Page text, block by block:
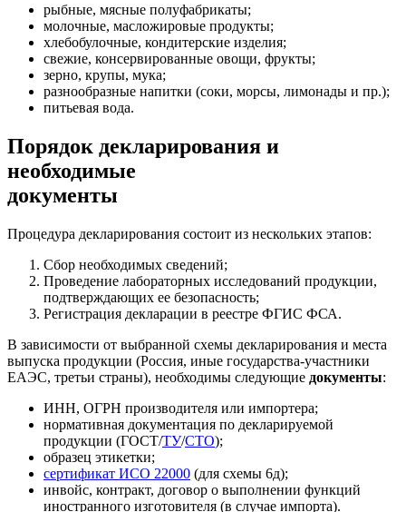
рыбные, мясные полуфабрикаты;
молочные, масложировые продукты;
хлебобулочные, кондитерские изделия;
свежие, консервированные овощи, фрукты;
зерно, крупы, мука;
разнообразные напитки (соки, морсы, лимонады и пр.);
питьевая вода.
Порядок декларирования и
необходимые
документы
Процедура декларирования состоит из нескольких этапов:
Сбор необходимых сведений;
Проведение лабораторных исследований продукции,
подтверждающих ее безопасность;
Регистрация декларации в реестре ФГИС ФСА.
В зависимости от выбранной схемы декларирования и места
выпуска продукции (Россия, иные государства-участники
ЕАЭС, третьи страны), необходимы следующие документы:
ИНН, ОГРН производителя или импортера;
нормативная документация по декларируемой
продукции (ГОСТ/ТУ/СТО);
образец этикетки;
сертификат ИСО 22000 (для схемы 6д);
инвойс, контракт, договор о выполнении функций
иностранного изготовителя (в случае импорта).